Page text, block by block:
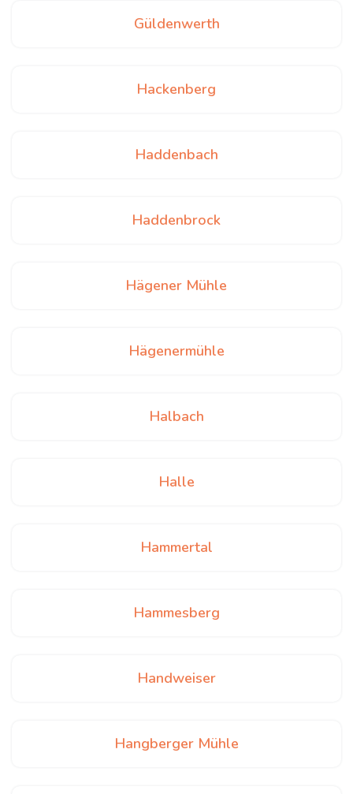
Güldenwerth
Hackenberg
Haddenbach
Haddenbrock
Hägener Mühle
Hägenermühle
Halbach
Halle
Hammertal
Hammesberg
Handweiser
Hangberger Mühle